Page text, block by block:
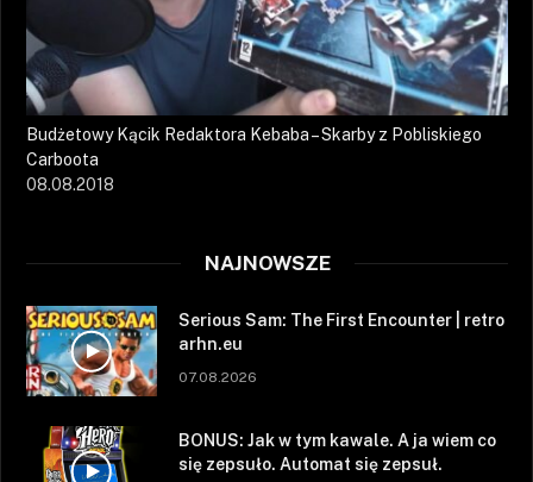
Budżetowy Kącik Redaktora Kebaba – Skarby z Pobliskiego
Carboota
08.08.2018
NAJNOWSZE
Serious Sam: The First Encounter | retro
arhn.eu
07.08.2026
BONUS: Jak w tym kawale. A ja wiem co
się zepsuło. Automat się zepsuł.